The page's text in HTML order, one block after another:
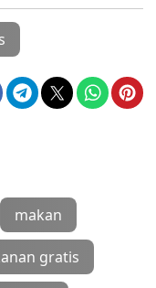
makan
gratis